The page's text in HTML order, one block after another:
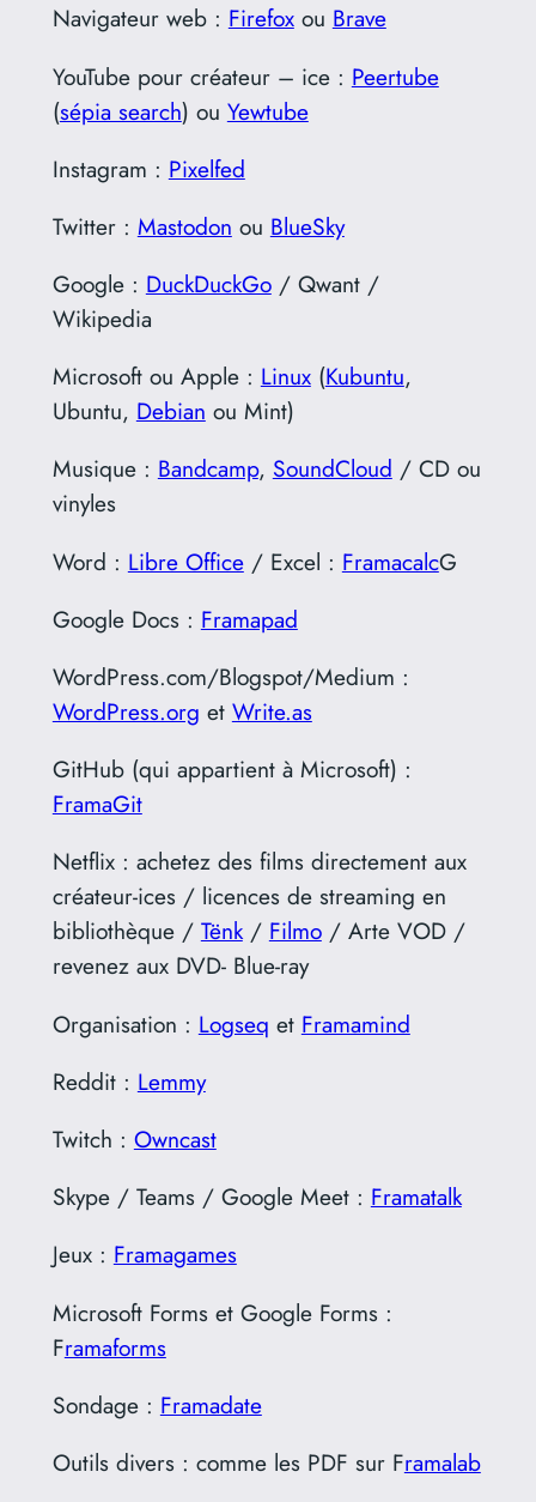
Navigateur web : Firefoxou Brave
YouTube pour créateur – ice : Peertube
(sépia search) ou Yewtube
Instagram : Pixelfed
Twitter : Mastodon ou BlueSky
Google : DuckDuckGo/ Qwant /
Wikipedia
Microsoft ou Apple : Linux(Kubuntu,
Ubuntu, Debian ou Mint)
Musique : Bandcamp, SoundCloud / CD ou
vinyles
Word : Libre Office/ Excel : FramacalcG
Google Docs : Framapad
WordPress.com/Blogspot/Medium :
WordPress.org et Write.as
GitHub (qui appartient à Microsoft) :
FramaGit
Netflix : achetez des films directement aux
créateur-ices / licences de streaming en
bibliothèque / Tënk/ Filmo/ Arte VOD /
revenez aux DVD- Blue-ray
Organisation : Logseq et Framamind
Reddit : Lemmy
Twitch : Owncast
Skype / Teams / Google Meet : Framatalk
Jeux : Framagames
Microsoft Forms et Google Forms :
Framaforms
Sondage : Framadate
Outils divers : comme les PDF sur Framalab